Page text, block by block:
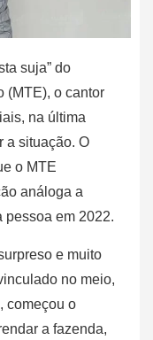
suja” do
(MTE), o cantor
na última
a situação. O
o MTE
análoga a
pessoa em 2022.
e muito
no meio,
começou o
a fazenda,